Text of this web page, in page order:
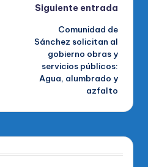
Siguiente entrada
Comunidad de
Sánchez solicitan al
gobierno obras y
servicios públicos:
Agua, alumbrado y
azfalto